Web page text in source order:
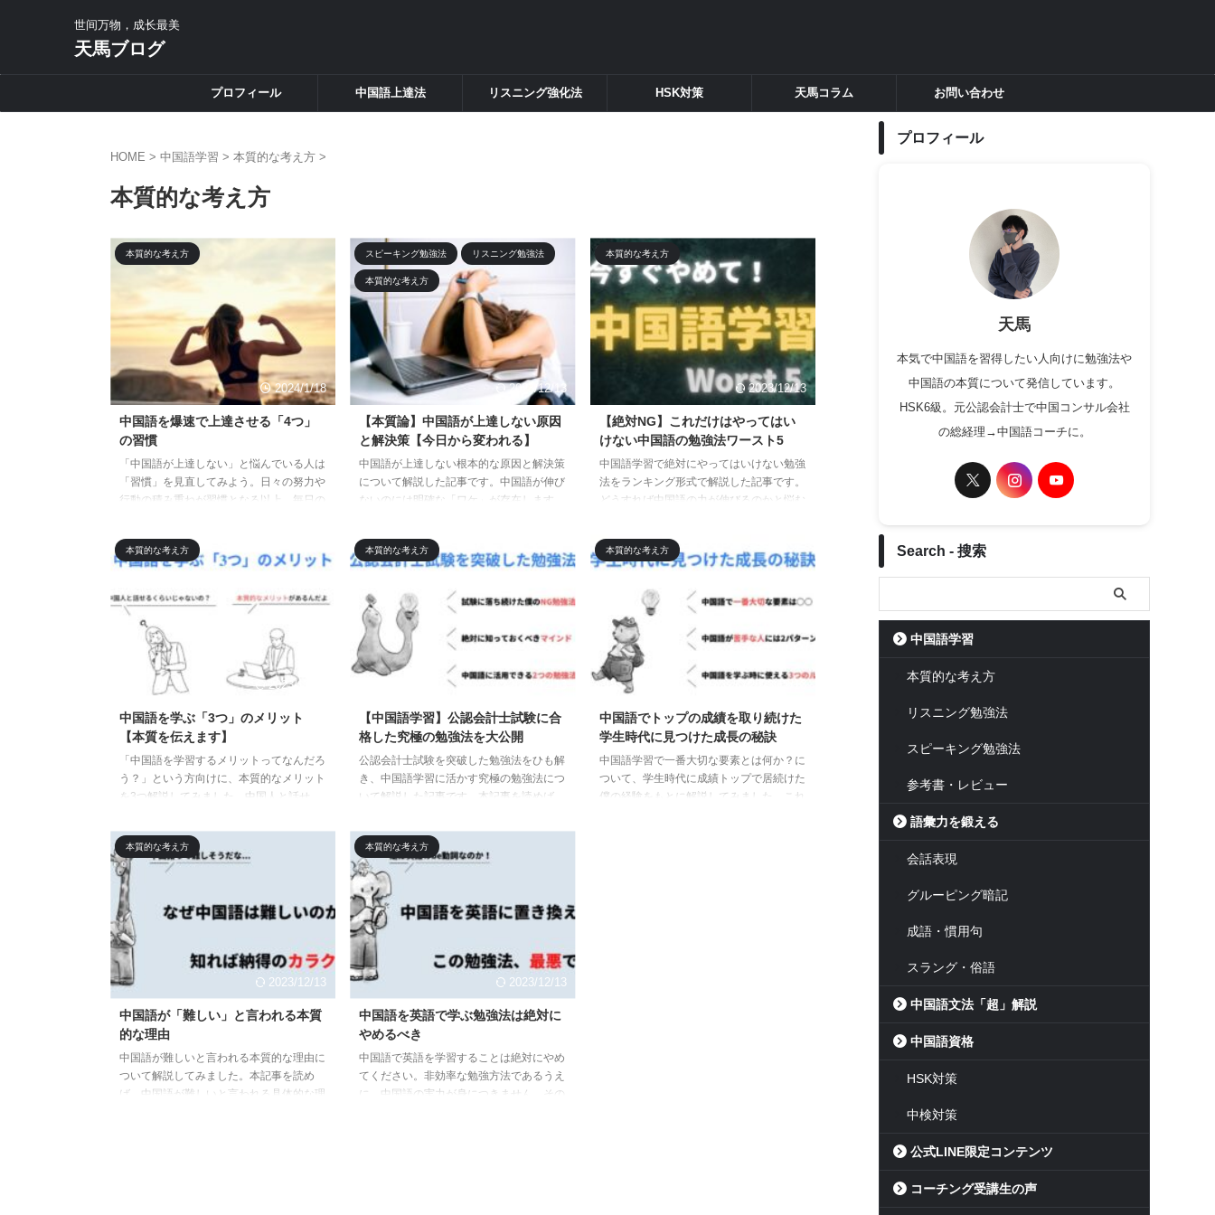
世间万物，成长最美
天馬ブログ
プロフィール 中国語上達法 リスニング強化法 HSK対策 天馬コラム お問い合わせ
HOME > 中国語学習 > 本質的な考え方 >
本質的な考え方
本質的な考え方
2024/1/18
中国語を爆速で上達させる「4つ」
の習慣
「中国語が上達しない」と悩んでいる人は
「習慣」を見直してみよう。日々の努力や
行動の積み重ねが習慣となる以上、毎日の
成功者から4つの習慣を盗みましょう。
スピーキング勉強法 リスニング勉強法
本質的な考え方
2023/12/13
【本質論】中国語が上達しない原因
と解決策【今日から変われる】
中国語が上達しない根本的な原因と解決策
について解説した記事です。中国語が伸び
ないのには明確な「ワケ」が存在します。
るのか、本記事を読んで今すぐ解決してく
ださい。
本質的な考え方
2023/12/13
【絶対NG】これだけはやってはい
けない中国語の勉強法ワースト5
中国語学習で絶対にやってはいけない勉強
法をランキング形式で解説した記事です。
どうすれば中国語の力が伸びるのかと悩む
も大切となります。少しでも効率的に学び
たい人は必見です。
本質的な考え方
2023/12/13
中国語を学ぶ「3つ」のメリット
【本質を伝えます】
「中国語を学習するメリットってなんだろ
う？」という方向けに、本質的なメリット
を3つ解説してみました。中国人と話せ
メリットですが、実はそれ以上に深く、モ
チベーションを左右する大きなメリットが
あるのです。
本質的な考え方
【中国語学習】公認会計士試験に合
格した究極の勉強法を大公開
公認会計士試験を突破した勉強法をひも解
き、中国語学習に活かす究極の勉強法につ
いて解説した記事です。本記事を読めば、
体的な勉強法がわかるので、大幅な成長に
つなげることが可能になります。本記事で
成功のコンパスを手に入れてください。
本質的な考え方
中国語でトップの成績を取り続けた
学生時代に見つけた成長の秘訣
中国語学習で一番大切な要素とは何か？に
ついて、学生時代に成績トップで居続けた
僕の経験をもとに解説してみました。これ
本質的な考え方
2023/12/13
中国語が「難しい」と言われる本質
的な理由
中国語が難しいと言われる本質的な理由に
ついて解説してみました。本記事を読め
ば、中国語が難しいと言われる具体的な理
本質的な考え方
2023/12/13
中国語を英語で学ぶ勉強法は絶対に
やめるべき
中国語で英語を学習することは絶対にやめ
てください。非効率な勉強方法であるうえ
に、中国語の実力が身につきません。その
プロフィール
天馬
本気で中国語を習得したい人向けに勉強法や
中国語の本質について発信しています。
HSK6級。元公認会計士で中国コンサル会社
の総経理→中国語コーチに。
Search - 搜索
中国語学習
本質的な考え方
リスニング勉強法
スピーキング勉強法
参考書・レビュー
語彙力を鍛える
会話表現
グルーピング暗記
成語・慣用句
スラング・俗語
中国語文法「超」解説
中国語資格
HSK対策
中検対策
公式LINE限定コンテンツ
コーチング受講生の声